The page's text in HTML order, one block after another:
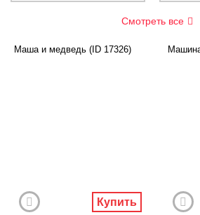
Смотреть все
Маша и медведь (ID 17326)
Купить